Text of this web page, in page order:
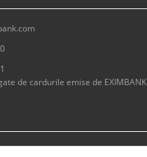
de cardurile emise de EXIMBANK